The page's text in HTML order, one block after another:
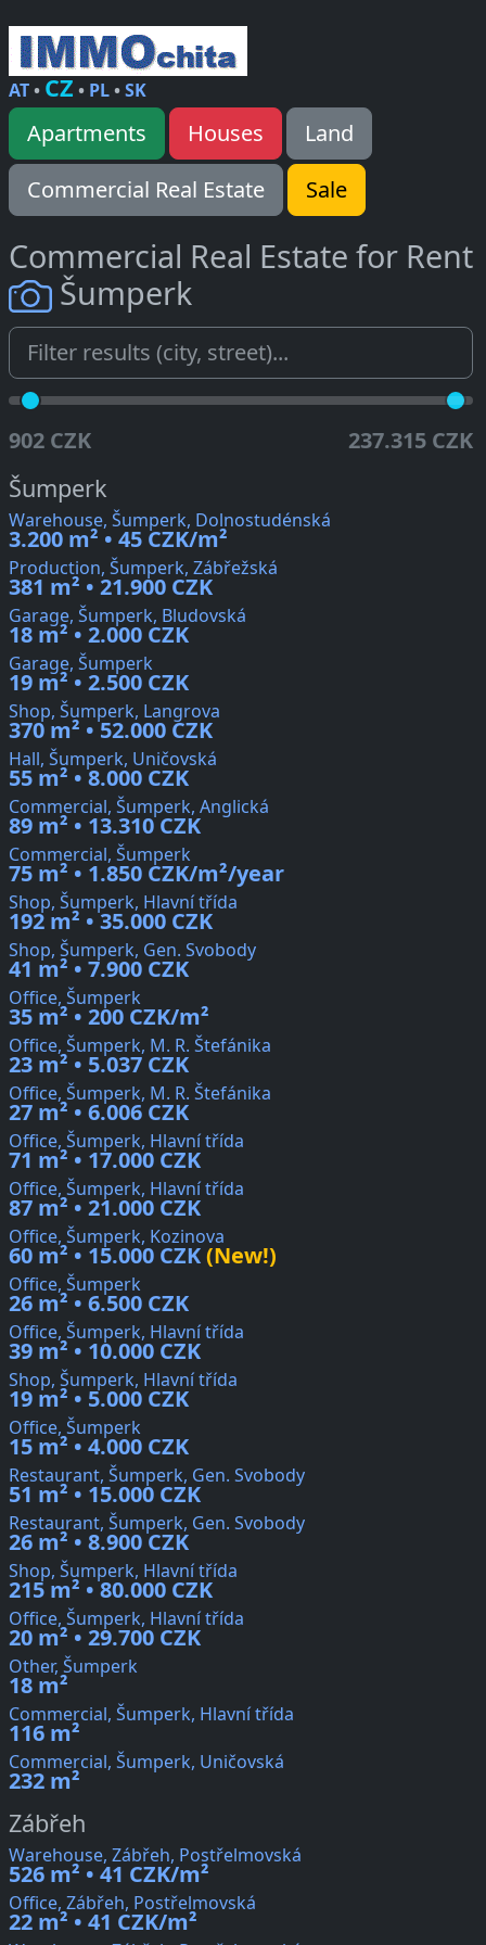
AT• CZ • PL•SK
Apartments Houses
Land
Commercial Real Estate
Sale
Commercial Real Estate for Rent
Šumperk
902 CZK 237.315 CZK
Šumperk
Warehouse, Šumperk, Dolnostudénská
3.200 m² • 45 CZK/m²
Production, Šumperk, Zábřežská
381 m² • 21.900 CZK
Garage, Šumperk, Bludovská
18 m² • 2.000 CZK
Garage, Šumperk
19 m² • 2.500 CZK
Shop, Šumperk, Langrova
370 m² • 52.000 CZK
Hall, Šumperk, Uničovská
55 m² • 8.000 CZK
Commercial, Šumperk, Anglická
89 m² • 13.310 CZK
Commercial, Šumperk
75 m² • 1.850 CZK/m²/year
Shop, Šumperk, Hlavní třída
192 m² • 35.000 CZK
Shop, Šumperk, Gen. Svobody
41 m² • 7.900 CZK
Office, Šumperk
35 m² • 200 CZK/m²
Office, Šumperk, M. R. Štefánika
23 m² • 5.037 CZK
Office, Šumperk, M. R. Štefánika
27 m² • 6.006 CZK
Office, Šumperk, Hlavní třída
71 m² • 17.000 CZK
Office, Šumperk, Hlavní třída
87 m² • 21.000 CZK
Office, Šumperk, Kozinova
60 m² • 15.000 CZK(New!)
Office, Šumperk
26 m² • 6.500 CZK
Office, Šumperk, Hlavní třída
39 m² • 10.000 CZK
Shop, Šumperk, Hlavní třída
19 m² • 5.000 CZK
Office, Šumperk
15 m² • 4.000 CZK
Restaurant, Šumperk, Gen. Svobody
51 m² • 15.000 CZK
Restaurant, Šumperk, Gen. Svobody
26 m² • 8.900 CZK
Shop, Šumperk, Hlavní třída
215 m² • 80.000 CZK
Office, Šumperk, Hlavní třída
20 m² • 29.700 CZK
Other, Šumperk
18 m²
Commercial, Šumperk, Hlavní třída
116 m²
Commercial, Šumperk, Uničovská
232 m²
Zábřeh
Warehouse, Zábřeh, Postřelmovská
526 m² • 41 CZK/m²
Office, Zábřeh, Postřelmovská
22 m² • 41 CZK/m²